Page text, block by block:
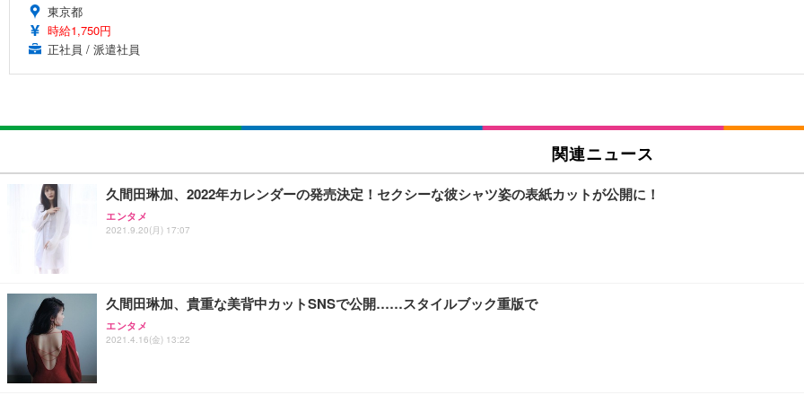
東京都
時給1,750円
正社員 / 派遣社員
関連ニュース
久間田琳加、2022年カレンダーの発売決定！セクシーな彼シャツ姿の表紙カットが公開に！
エンタメ
2021.9.20(月) 17:07
久間田琳加、貴重な美背中カットSNSで公開……スタイルブック重版で
エンタメ
2021.4.16(金) 13:22